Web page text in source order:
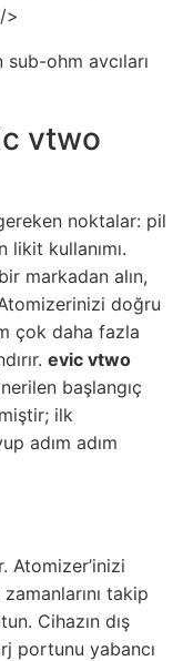
>
ohm avcıları
vtwo
noktalar: pil
kullanımı.
markadan alın,
Atomizerinizi doğru
çok daha fazla
evic vtwo
başlangıç
ilk
adım adım
Atomizer’inizi
takip
Cihazın dış
portunu yabancı